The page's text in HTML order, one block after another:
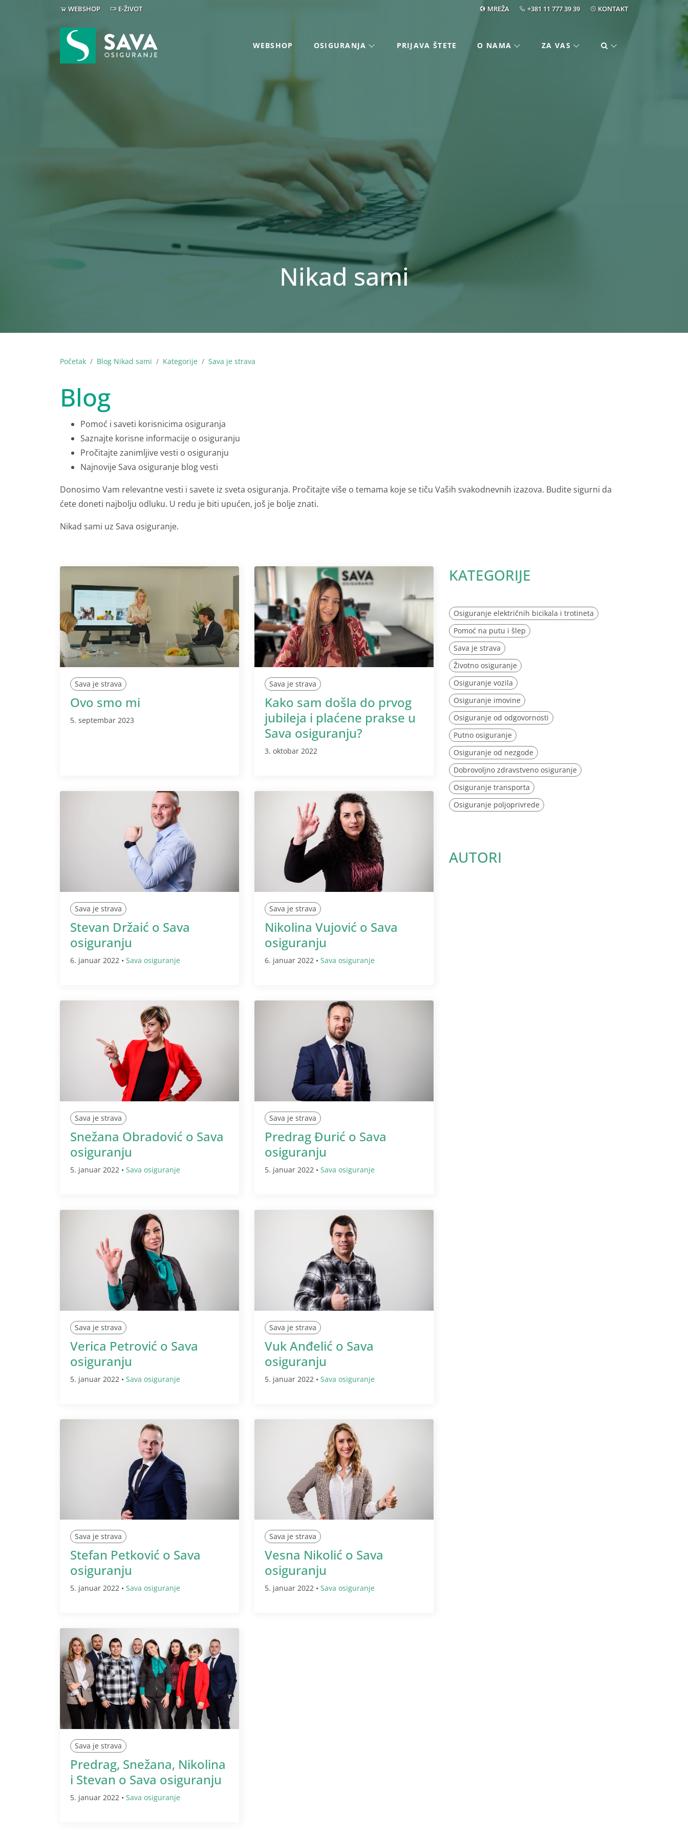
WEBSHOP E-ŽIVOT MREŽA +381 11 777 39 39 KONTAKT
WEBSHOP OSIGURANJA PRIJAVA ŠTETE O NAMA ZA VAS
Nikad sami
Početak Blog Nikad sami Kategorije Sava je strava
Blog
Pomoć i saveti korisnicima osiguranja
Saznajte korisne informacije o osiguranju
Pročitajte zanimljive vesti o osiguranju
Najnovije Sava osiguranje blog vesti
Donosimo Vam relevantne vesti i savete iz sveta osiguranja. Pročitajte više o temama koje se tiču Vaših svakodnevnih izazova. Budite sigurni da
ćete doneti najbolju odluku. U redu je biti upućen, još je bolje znati.
Nikad sami uz Sava osiguranje.
Sava je strava
Ovo smo mi
5. septembar 2023
Sava je strava
Kako sam došla do prvog
jubileja i plaćene prakse u
Sava osiguranju?
3. oktobar 2022
Sava je strava
Stevan Držaić o Sava
osiguranju
6. januar 2022 • Sava osiguranje
Sava je strava
Nikolina Vujović o Sava
osiguranju
6. januar 2022 • Sava osiguranje
Sava je strava
Snežana Obradović o Sava
osiguranju
5. januar 2022 • Sava osiguranje
Sava je strava
Predrag Đurić o Sava
osiguranju
5. januar 2022 • Sava osiguranje
Sava je strava
Verica Petrović o Sava
osiguranju
5. januar 2022 • Sava osiguranje
Sava je strava
Vuk Anđelić o Sava
osiguranju
5. januar 2022 • Sava osiguranje
Sava je strava
Stefan Petković o Sava
osiguranju
5. januar 2022 • Sava osiguranje
Sava je strava
Vesna Nikolić o Sava
osiguranju
5. januar 2022 • Sava osiguranje
Sava je strava
Predrag, Snežana, Nikolina
i Stevan o Sava osiguranju
5. januar 2022 • Sava osiguranje
KATEGORIJE
Osiguranje električnih bicikala i trotineta
Pomoć na putu i šlep
Sava je strava
Životno osiguranje
Osiguranje vozila
Osiguranje imovine
Osiguranje od odgovornosti
Putno osiguranje
Osiguranje od nezgode
Dobrovoljno zdravstveno osiguranje
Osiguranje transporta
Osiguranje poljoprivrede
AUTORI